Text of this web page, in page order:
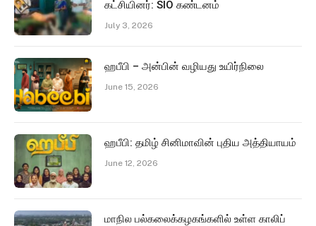
கட்சியினர்: SIO கண்டனம்
July 3, 2026
ஹபீபி – அன்பின் வழியது உயிர்நிலை
June 15, 2026
ஹபீபி: தமிழ் சினிமாவின் புதிய அத்தியாயம்
June 12, 2026
மாநில பல்கலைக்கழகங்களில் உள்ள காலிப்